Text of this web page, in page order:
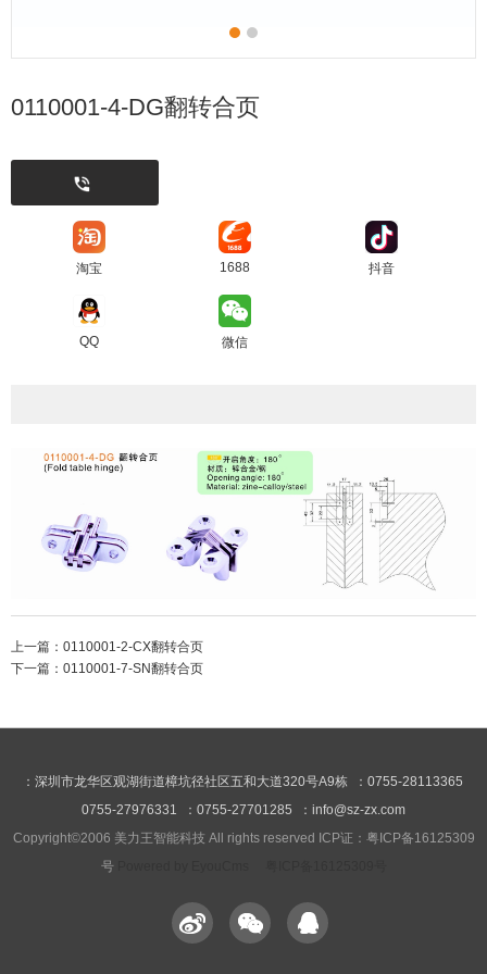
0110001-4-DG翻转合页
淘宝 1688 抖音
QQ 微信
上一篇： 0110001-2-CX翻转合页
下一篇： 0110001-7-SN翻转合页
：深圳市龙华区观湖街道樟坑径社区五和大道320号A9栋 ：0755-28113365
0755-27976331 ：0755-27701285 ：info@sz-zx.com
Copyright©2006 美力王智能科技 All rights reserved ICP证：粤ICP备16125309
号Powered by EyouCms